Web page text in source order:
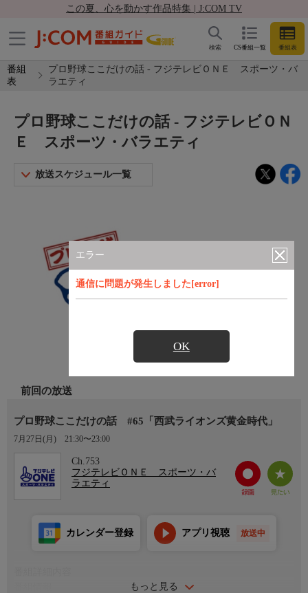
この夏、心を動かす作品特集 | J:COM TV
CS番組一覧 番組表
検索
番組
表
プロ野球ここだけの話 - フジテレビＯＮＥ スポーツ・バ
ラエティ
エラー
通信に問題が発生しました[error]
OK
プロ野球ここだけの話 - フジテレビＯＮ
Ｅ スポーツ・バラエティ
放送スケジュール一覧
前回の放送
プロ野球ここだけの話 #65「西武ライオンズ黄金時代」
7月27日(月) 21:30〜23:00
Ch.753
フジテレビＯＮＥ スポーツ・バ
ラエティ
もっと見る
カレンダー登録 アプリ視聴 放送中